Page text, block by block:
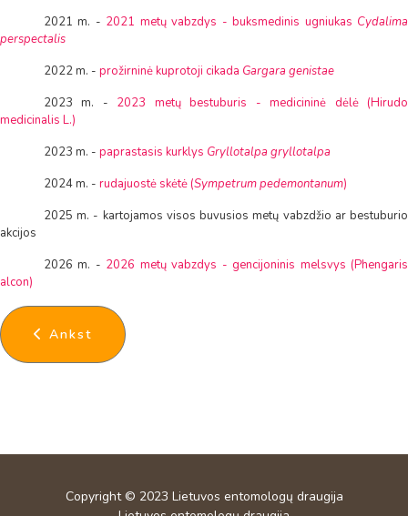
2021 m. - 2021 metų vabzdys - buksmedinis ugniukas Cydalima
perspectalis
2022 m. - prožirninė kuprotoji cikada Gargara genistae
2023 m. - 2023 metų bestuburis - medicininė dėlė (Hirudo
medicinalis L.)
2023 m. - paprastasis kurklys Gryllotalpa gryllotalpa
2024 m. - rudajuostė skėtė (Sympetrum pedemontanum)
2025 m. - kartojamos visos buvusios metų vabzdžio ar bestuburio
akcijos
2026 m. - 2026 metų vabzdys - gencijoninis melsvys (Phengaris
alcon)
Ankstesnis straipsnis: Akcijos "Machaonas -
Ankst
Copyright © 2023 Lietuvos entomologų draugija